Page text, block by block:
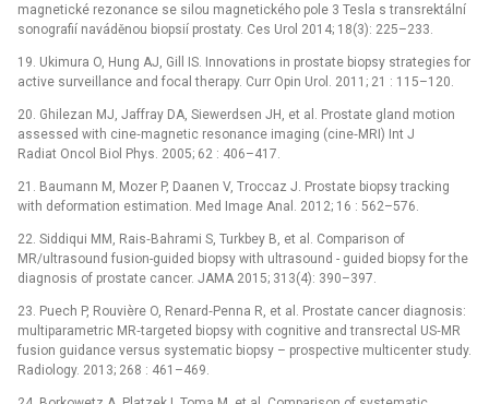
magnetické rezonance se silou magnetického pole 3 Tesla s transrektální
sonografií naváděnou biopsií prostaty. Ces Urol 2014; 18(3): 225–233.
19. Ukimura O, Hung AJ, Gill IS. Innovations in prostate biopsy strategies for
active surveillance and focal therapy. Curr Opin Urol. 2011; 21 : 115–120.
20. Ghilezan MJ, Jaffray DA, Siewerdsen JH, et al. Prostate gland motion
assessed with cine‑magnetic resonance imaging (cine‑MRI) Int J
Radiat Oncol Biol Phys. 2005; 62 : 406–417.
21. Baumann M, Mozer P, Daanen V, Troccaz J. Prostate biopsy tracking
with deformation estimation. Med Image Anal. 2012; 16 : 562–576.
22. Siddiqui MM, Rais‑Bahrami S, Turkbey B, et al. Comparison of
MR/ultrasound fusion-guided biopsy with ultrasound -⁠ guided biopsy for the
diagnosis of prostate cancer. JAMA 2015; 313(4): 390–397.
23. Puech P, Rouvière O, Renard‑Penna R, et al. Prostate cancer diagnosis:
multiparametric MR‑targeted biopsy with cognitive and transrectal US‑MR
fusion guidance versus systematic biopsy –⁠ prospective multicenter study.
Radiology. 2013; 268 : 461–469.